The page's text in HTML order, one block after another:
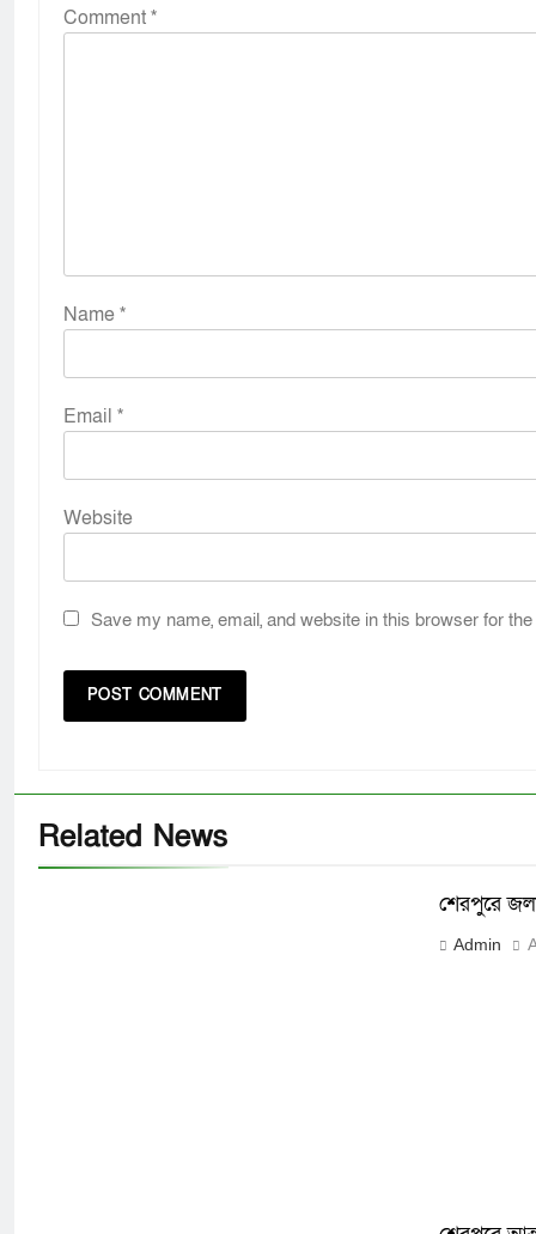
Comment*
Name*
Email *
Website
Save my name, email, and website in this browser for
Related News
শেরপুরে
Admin